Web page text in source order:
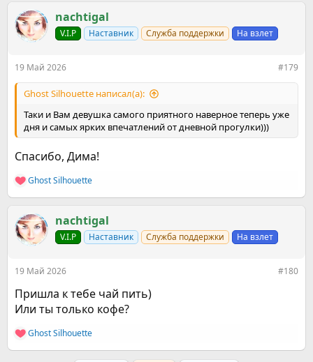
к
ц
и
nachtigal
V.I.P Наставник Служба поддержки На взлет
19 Май 2026 #179
Ghost Silhouette написал(а):
Таки и Вам девушка самого приятного наверное теперь уже
дня и самых ярких впечатлений от дневной прогулки)))
Спасибо, Дима!
Р
е
к
ц
и
Ghost Silhouette
nachtigal
V.I.P Наставник Служба поддержки На взлет
19 Май 2026 #180
Пришла к тебе чай пить)
Или ты только кофе?
Р
е
Ghost Silhouette